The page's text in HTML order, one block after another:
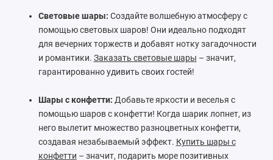
Световые шары: Создайте волшебную атмосферу с
помощью световых шаров! Они идеально подходят
для вечерних торжеств и добавят нотку загадочности
и романтики. Заказать световые шары – значит,
гарантированно удивить своих гостей!
Шары с конфетти: Добавьте яркости и веселья с
помощью шаров с конфетти! Когда шарик лопнет, из
него вылетит множество разноцветных конфетти,
создавая незабываемый эффект. Купить шары с
конфетти – значит, подарить море позитивных